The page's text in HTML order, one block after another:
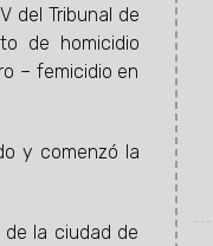
del Tribunal de
de homicidio
– femicidio en
y comenzó la
la ciudad de